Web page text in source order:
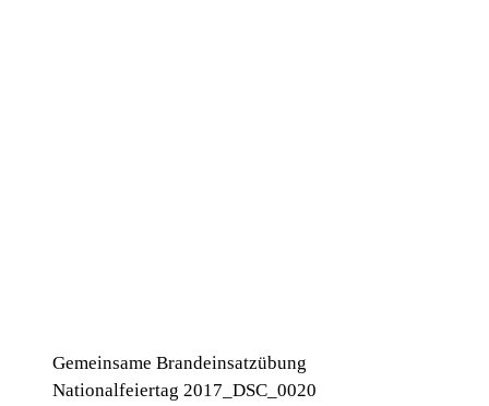
Gemeinsame Brandeinsatzübung
Nationalfeiertag 2017_DSC_0020